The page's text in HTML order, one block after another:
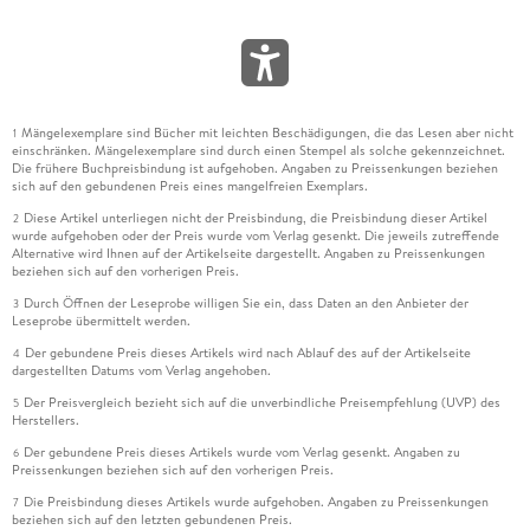
1 Mängelexemplare sind Bücher mit leichten Beschädigungen, die das Lesen aber nicht
einschränken. Mängelexemplare sind durch einen Stempel als solche gekennzeichnet.
Die frühere Buchpreisbindung ist aufgehoben. Angaben zu Preissenkungen beziehen
sich auf den gebundenen Preis eines mangelfreien Exemplars.
2 Diese Artikel unterliegen nicht der Preisbindung, die Preisbindung dieser Artikel
wurde aufgehoben oder der Preis wurde vom Verlag gesenkt. Die jeweils zutreffende
Alternative wird Ihnen auf der Artikelseite dargestellt. Angaben zu Preissenkungen
beziehen sich auf den vorherigen Preis.
3 Durch Öffnen der Leseprobe willigen Sie ein, dass Daten an den Anbieter der
Leseprobe übermittelt werden.
4 Der gebundene Preis dieses Artikels wird nach Ablauf des auf der Artikelseite
dargestellten Datums vom Verlag angehoben.
5 Der Preisvergleich bezieht sich auf die unverbindliche Preisempfehlung (UVP) des
Herstellers.
6 Der gebundene Preis dieses Artikels wurde vom Verlag gesenkt. Angaben zu
Preissenkungen beziehen sich auf den vorherigen Preis.
7 Die Preisbindung dieses Artikels wurde aufgehoben. Angaben zu Preissenkungen
beziehen sich auf den letzten gebundenen Preis.